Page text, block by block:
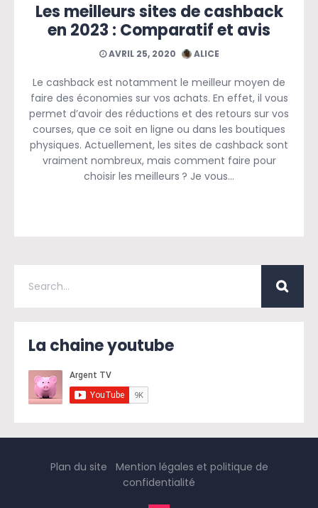
Les meilleurs sites de cashback
en 2023 : Comparatif et avis
AVRIL 25, 2020 ALICE
Le cashback est notamment le meilleur moyen de
faire des économies sur vos achats. En effet, il vous
permet d’avoir des réductions et des retours sur vos
courses, que ce soit en ligne ou dans les boutiques
physiques. Actuellement, les sites de cashback sont
vraiment nombreux, mais comment faire pour
choisir les meilleurs ? Je vous…
La chaine youtube
Plan du site
Mention légales et politique de
confidentialité